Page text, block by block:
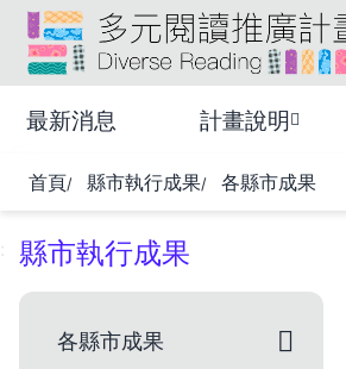
區
多元閱讀推廣計畫
最新消息 計畫說明
首頁 縣市執行成果 各縣市成果
縣市執行成果
各縣市成果